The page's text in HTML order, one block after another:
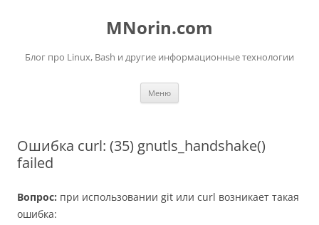
MNorin.com
Блог про Linux, Bash и другие информационные технологии
Меню
Ошибка curl: (35) gnutls_handshake()
failed
Вопрос: при использовании git или curl возникает такая
ошибка: